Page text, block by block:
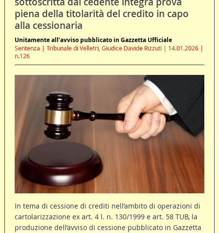
piena della titolarità del credito in capo
alla cessionaria
Unitamente all’avviso pubblicato in Gazzetta Ufficiale
Sentenza | Tribunale di Velletri, Giudice Davide Rizzuti | 14.01.2026 |
n.126
In tema di cessione di crediti nell’ambito di operazioni di
cartolarizzazione ex art. 4 l. n. 130/1999 e art. 58 TUB, la
produzione dell’avviso di cessione pubblicato in Gazzetta